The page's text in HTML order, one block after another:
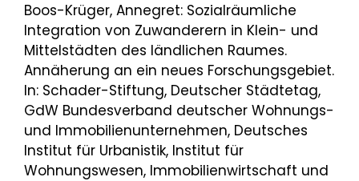
Boos-Krüger, Annegret: Sozialräumliche
Integration von Zuwanderern in Klein- und
Mittelstädten des ländlichen Raumes.
Annäherung an ein neues Forschungsgebiet.
In: Schader-Stiftung, Deutscher Städtetag,
GdW Bundesverband deutscher Wohnungs-
und Immobilienunternehmen, Deutsches
Institut für Urbanistik, Institut für
Wohnungswesen, Immobilienwirtschaft und